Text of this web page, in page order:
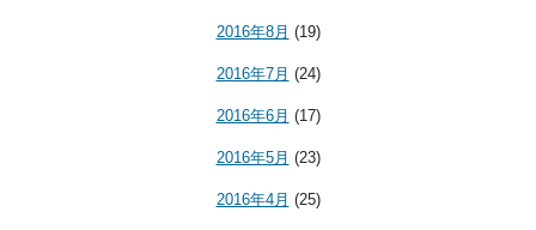
2016年8月 (19)
2016年7月 (24)
2016年6月 (17)
2016年5月 (23)
2016年4月 (25)